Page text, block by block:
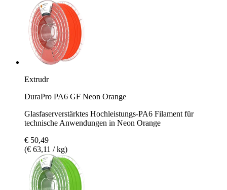
Extrudr
DuraPro PA6 GF Neon Orange
Glasfaserverstärktes Hochleistungs-PA6 Filament für
technische Anwendungen in Neon Orange
€ 50,49
(€ 63,11 / kg)